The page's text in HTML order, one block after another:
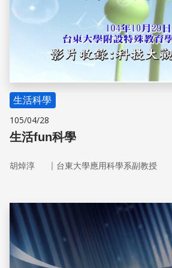
生活科學
105/04/28
生活fun科學
胡焯淳 ｜ 台東大學應用科學系副教授